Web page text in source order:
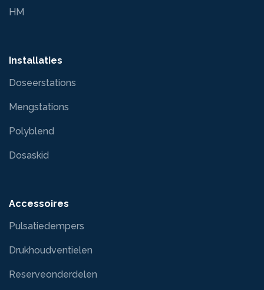
HM
Installaties
Doseerstations
Mengstations
Polyblend
Dosaskid
Accessoires
Pulsatiedempers
Drukhoudventielen
Reserveonderdelen